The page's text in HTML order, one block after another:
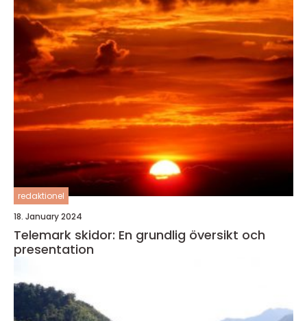
redaktionel
18. January 2024
Telemark skidor: En grundlig översikt och
presentation